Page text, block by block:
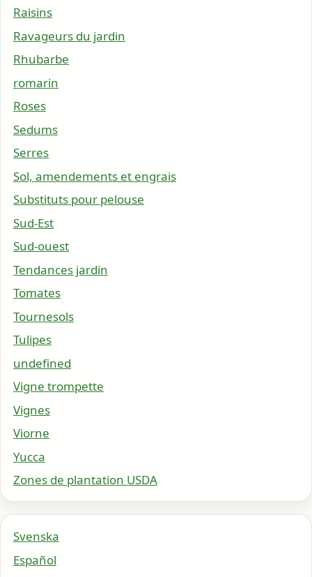
Raisins
Ravageurs du jardin
Rhubarbe
romarin
Roses
Sedums
Serres
Sol, amendements et engrais
Substituts pour pelouse
Sud-Est
Sud-ouest
Tendances jardin
Tomates
Tournesols
Tulipes
undefined
Vigne trompette
Vignes
Viorne
Yucca
Zones de plantation USDA
Svenska
Español